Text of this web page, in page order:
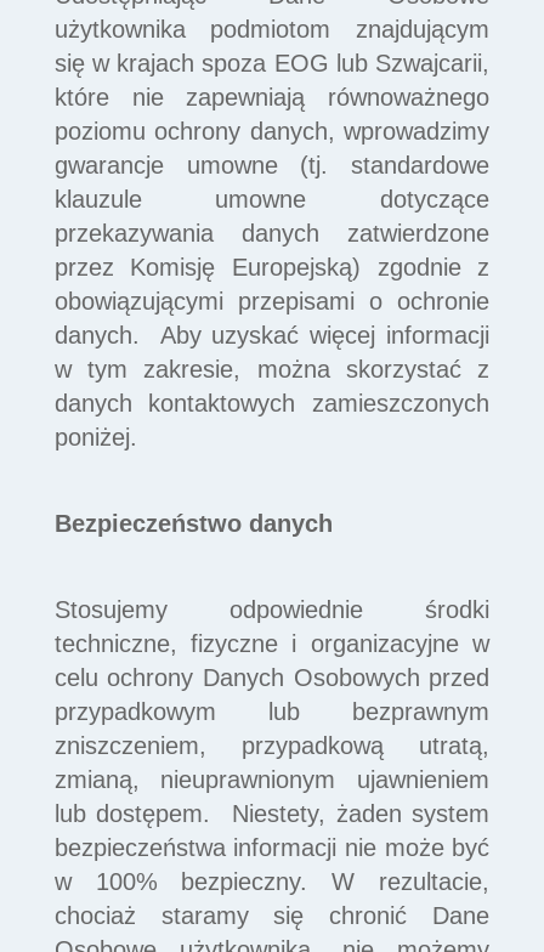
użytkownika podmiotom znajdującym
się w krajach spoza EOG lub Szwajcarii,
które nie zapewniają równoważnego
poziomu ochrony danych, wprowadzimy
gwarancje umowne (tj. standardowe
klauzule umowne dotyczące
przekazywania danych zatwierdzone
przez Komisję Europejską) zgodnie z
obowiązującymi przepisami o ochronie
danych. Aby uzyskać więcej informacji
w tym zakresie, można skorzystać z
danych kontaktowych zamieszczonych
poniżej.
Bezpieczeństwo danych
Stosujemy odpowiednie środki
techniczne, fizyczne i organizacyjne w
celu ochrony Danych Osobowych przed
przypadkowym lub bezprawnym
zniszczeniem, przypadkową utratą,
zmianą, nieuprawnionym ujawnieniem
lub dostępem. Niestety, żaden system
bezpieczeństwa informacji nie może być
w 100% bezpieczny. W rezultacie,
chociaż staramy się chronić Dane